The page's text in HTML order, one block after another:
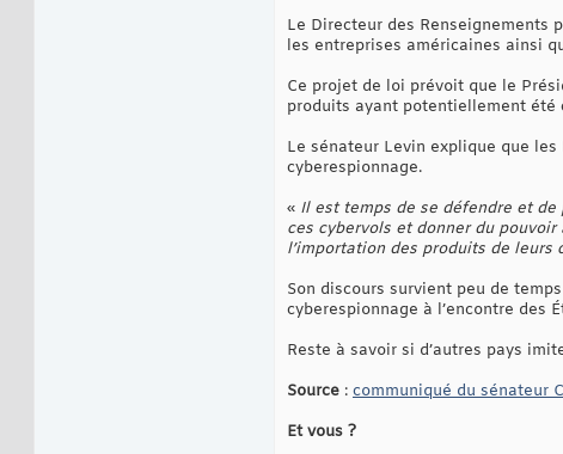
Le Directeur des Renseignements
les entreprises américaines ainsi
Ce projet de loi prévoit que le
produits ayant potentiellement été
Le sénateur Levin explique que
cyberespionnage.
« Il est temps de se défendre et
ces cybervols et donner du
l’importation des produits de leurs
Son discours survient peu de
cyberespionnage à l’encontre des
Reste à savoir si d’autres pays
Source : communiqué du sénateur
Et vous ?